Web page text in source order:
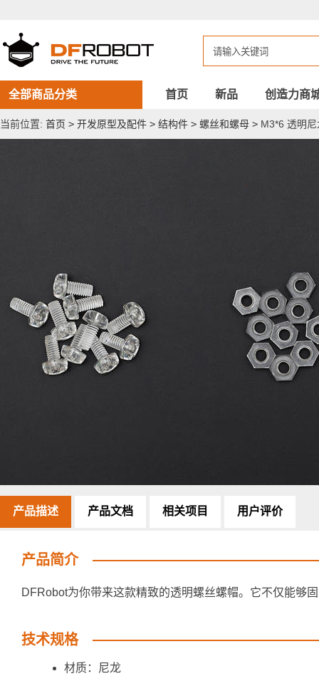
尼
龙
螺
丝
螺
帽
10
套
全部商品分类 首页 新品 创造力商
当前位置: 首页 > 开发原型及配件 > 结构件 > 螺丝和螺母 > M3*6 透明
产品描述 产品文档 相关项目 用户评价
产品简介
DFRobot为你带来这款精致的透明螺丝螺帽。它不仅能够
技术规格
材质：尼龙